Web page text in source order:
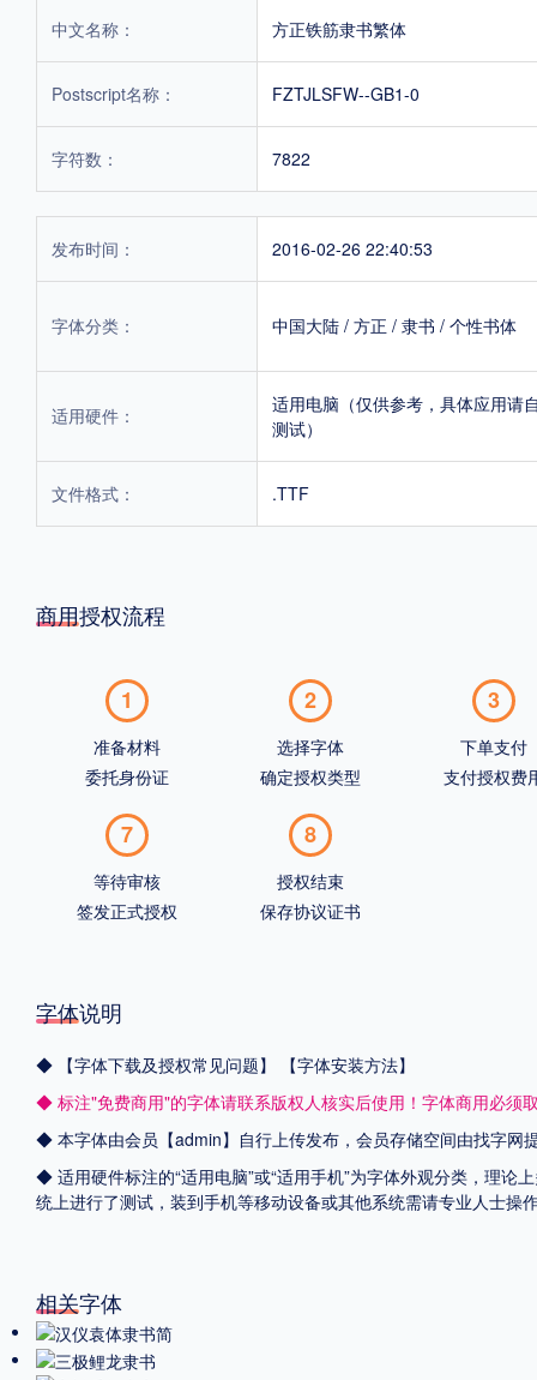
中文名称： 方正铁筋隶书繁体
Postscript名称： FZTJLSFW--GB1-0
字符数： 7822
发布时间： 2016-02-26 22:40:53
字体分类： 中国大陆 / 方正 / 隶书 / 个性书体
适用硬件：
适用电脑（仅供参考，具体应用请
测试）
文件格式： .TTF
商用授权流程
1
准备材料
委托身份证
2
选择字体
确定授权类型
3
下单支付
支付授权费
7
等待审核
签发正式授权
8
授权结束
保存协议证书
字体说明
◆ 【字体下载及授权常见问题】
【字体安装方法】
◆ 标注"免费商用"的字体请联系版权人核实后使用！字体商用必须
◆ 本字体由会员【admin】自行上传发布，会员存储空间由找字网
◆ 适用硬件标注的“适用电脑”或“适用手机”为字体外观分类，理论
统上进行了测试，装到手机等移动设备或其他系统需请专业人士
相关字体